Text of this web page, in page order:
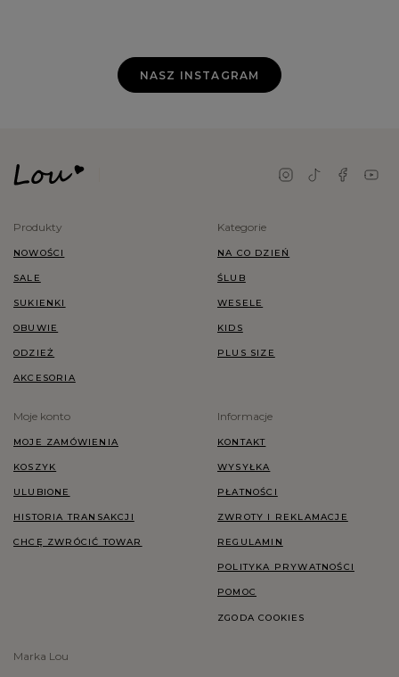
NASZ INSTAGRAM
Produkty
NOWOŚCI
SALE
SUKIENKI
OBUWIE
ODZIEŻ
AKCESORIA
Kategorie
NA CO DZIEŃ
ŚLUB
WESELE
KIDS
PLUS SIZE
Moje konto
MOJE ZAMÓWIENIA
KOSZYK
ULUBIONE
HISTORIA TRANSAKCJI
CHCĘ ZWRÓCIĆ TOWAR
Informacje
KONTAKT
WYSYŁKA
PŁATNOŚCI
ZWROTY I REKLAMACJE
REGULAMIN
POLITYKA PRYWATNOŚCI
POMOC
ZGODA COOKIES
Marka Lou